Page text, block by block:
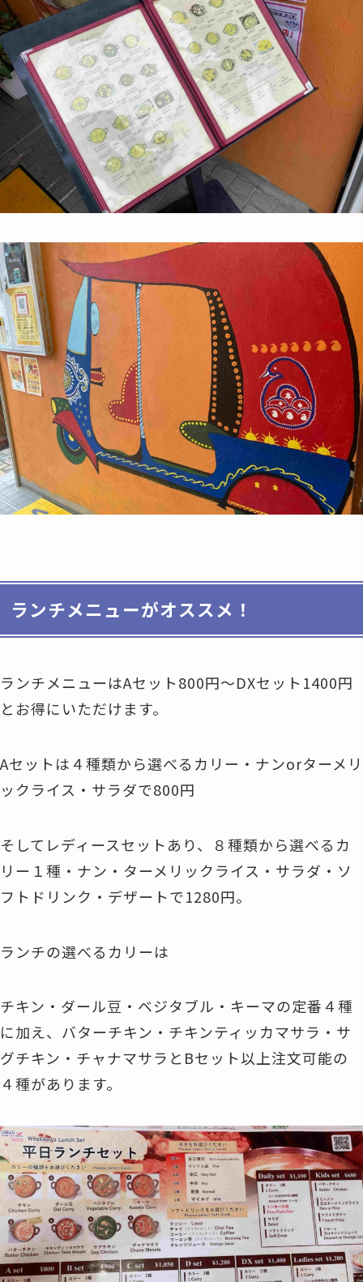
ランチメニューがオススメ！
ランチメニューはAセット800円〜DXセット1400円
とお得にいただけます。
Aセットは４種類から選べるカリー・ナンorターメリ
ックライス・サラダで800円
そしてレディースセットあり、８種類から選べる カ
リー１種・ナン・ターメリックライス・サラダ・ソ
フトドリンク・デザートで1280円。
ランチの選べるカリーは
チキン・ダール豆・ベジタブル・キーマの定番４種
に加え、バターチキン・チキンティッカマサラ・サ
グチキン・チャナマサラとBセット以上注文可能の
４種があります。